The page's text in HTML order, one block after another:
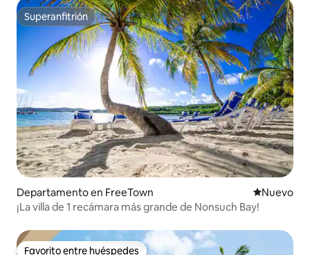
Superanfitrión
Superanfitrión
Departamento en FreeTown Nuevo
Nuevo
¡La villa de 1 recámara más grande de Nonsuch Bay!
Favorito entre huéspedes